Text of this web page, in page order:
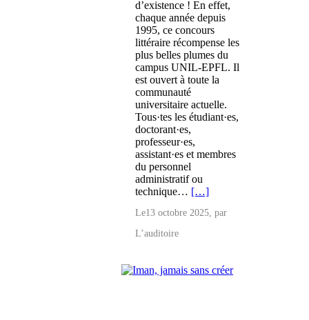
d’existence ! En effet,
chaque année depuis
1995, ce concours
littéraire récompense les
plus belles plumes du
campus UNIL-EPFL. Il
est ouvert à toute la
communauté
universitaire actuelle.
Tous·tes les étudiant·es,
doctorant·es,
professeur·es,
assistant·es et membres
du personnel
administratif ou
technique… […]
Le13 octobre 2025, par
L’auditoire